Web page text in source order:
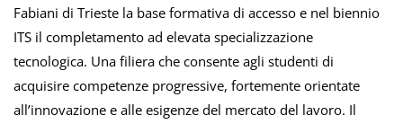
Fabiani di Trieste la base formativa di accesso e nel biennio
ITS il completamento ad elevata specializzazione
tecnologica. Una filiera che consente agli studenti di
acquisire competenze progressive, fortemente orientate
all’innovazione e alle esigenze del mercato del lavoro. Il